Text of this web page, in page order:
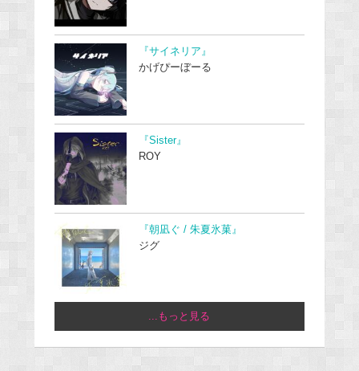
『サイネリア』
かげぴーぼーる
『Sister』
ROY
『朝凪ぐ / 朱夏氷菓』
ジグ
...もっと見る